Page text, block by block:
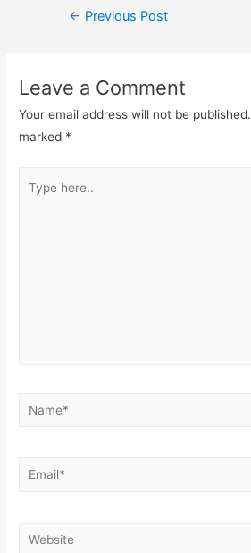
Post
← Previous Post
Leave a Comment
Your email address will not be published.
marked *
here..
Name*
Email*
Website